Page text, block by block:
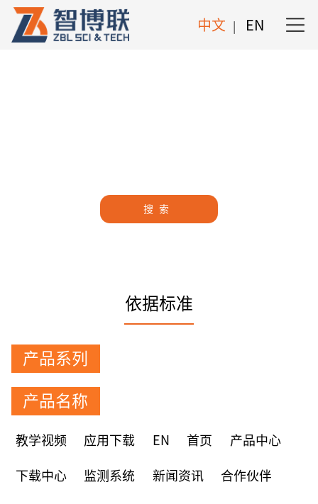
中文 EN
依据标准
产品系列
产品名称
教学视频 应用下载 EN 首页 产品中心
下载中心 监测系统 新闻资讯 合作伙伴